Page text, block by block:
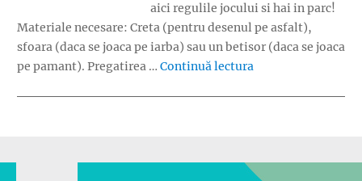
aici regulile jocului si hai in parc!
Materiale necesare: Creta (pentru desenul pe asfalt),
sfoara (daca se joaca pe iarba) sau un betisor (daca se joaca
pe pamant). Pregatirea … Continuă lectura